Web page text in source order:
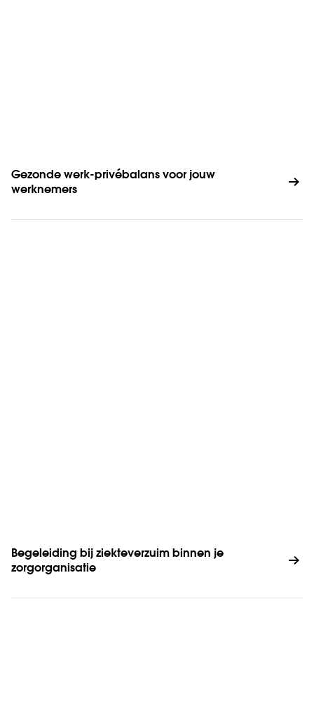
Gezonde werk-privébalans voor jouw
werknemers
Begeleiding bij ziekteverzuim binnen je
zorgorganisatie